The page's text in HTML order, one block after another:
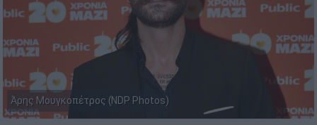
Άρης Μουγκοπέτρος (NDP Photos)